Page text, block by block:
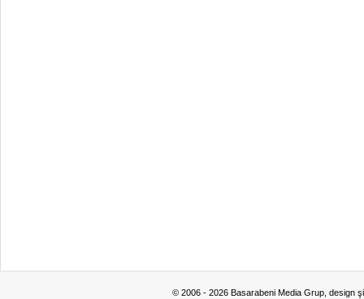
© 2006 - 2026 Basarabeni Media Grup, design